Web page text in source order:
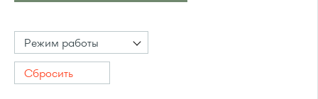
Режим работы
Сбросить